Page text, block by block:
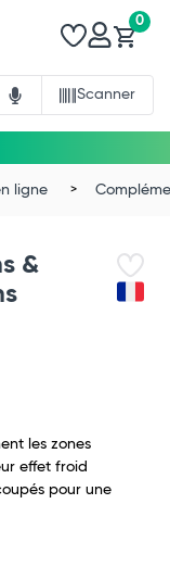
Scanner
0
ligne
&
les zones
effet froid
pour une